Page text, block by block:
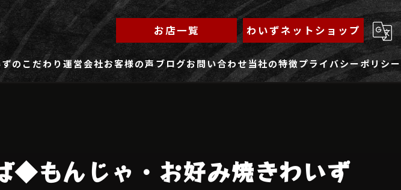
お店一覧 わいずネットショップ
のこだわり運営会社お客様の声 ブログお問い合わせ当社の特徴
焼きそば
プライバシーポリシー
もんじゃ・お好み焼きわいず